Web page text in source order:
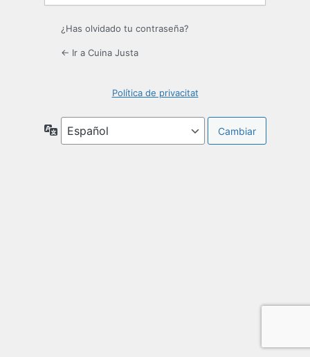
¿Has olvidado tu contraseña?
← Ir a Cuina Justa
Política de privacitat
Idioma